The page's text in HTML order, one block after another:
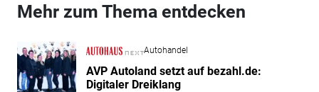
Mehr zum Thema entdecken
Autohandel
AVP Autoland setzt auf bezahl.de:
Digitaler Dreiklang